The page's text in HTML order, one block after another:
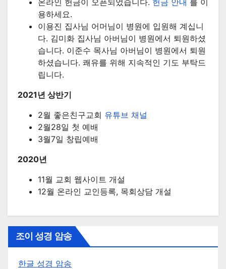
온라인 헌금이 오픈되었습니다. 헌금 안내 를 이
용하세요.
이용진 집사님 어머님이 병원에 입원해 계십니
다. 김미화 집사님 아버님이 병원에서 퇴원하셨
습니다. 이준수 목사님 아버님이 병원에서 퇴원
하셨습니다. 쾌유를 위해 지속적인 기도 부탁드
립니다.
2021년 상반기
2월 좋은친구교회 유튜브 채널
2월28일 첫 예배
3월7일 창립예배
2020년
11월 교회 웹사이트 개설
12월 온라인 교인등록, 목회상담 개설
조이 성경 암송
한글 성경 암송